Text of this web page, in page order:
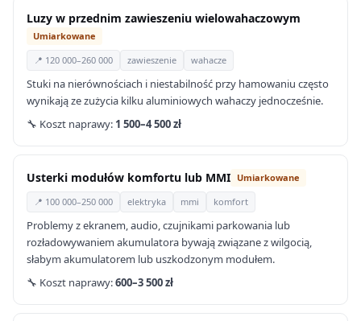
Luzy w przednim zawieszeniu wielowahaczowym
Umiarkowane
📍 120 000–260 000
zawieszenie wahacze
Stuki na nierównościach i niestabilność przy hamowaniu często
wynikają ze zużycia kilku aluminiowych wahaczy jednocześnie.
🔧 Koszt naprawy: 1 500–4 500 zł
Usterki modułów komfortu lub MMI Umiarkowane
📍 100 000–250 000 elektryka mmi komfort
Problemy z ekranem, audio, czujnikami parkowania lub
rozładowywaniem akumulatora bywają związane z wilgocią,
słabym akumulatorem lub uszkodzonym modułem.
🔧 Koszt naprawy:600–3 500 zł